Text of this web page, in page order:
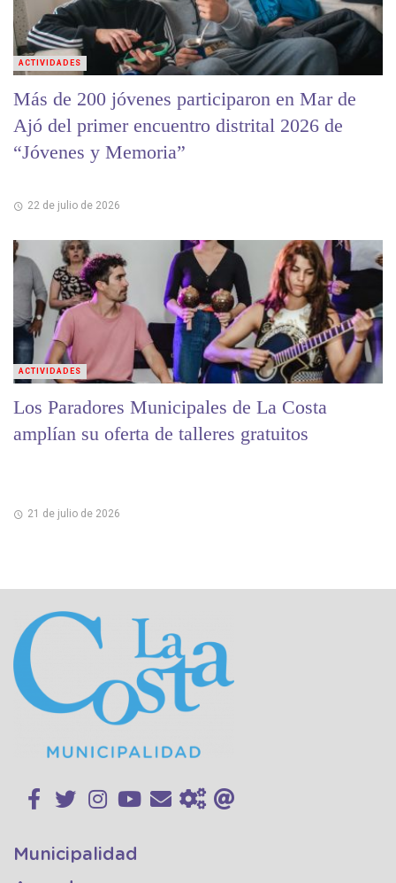
Más de 200 jóvenes participaron en Mar de
Ajó del primer encuentro distrital 2026 de
“Jóvenes y Memoria”
22 de julio de 2026
ACTIVIDADES
Los Paradores Municipales de La Costa
amplían su oferta de talleres gratuitos
21 de julio de 2026
ACTIVIDADES
Municipalidad